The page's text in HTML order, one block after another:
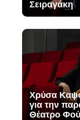
Σειραγάκη
Χρύσα
για την
Θέατρο